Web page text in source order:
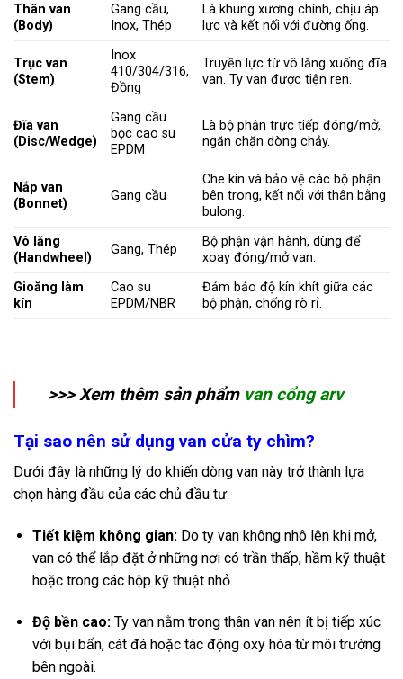
Thân van
(Body)
Gang cầu,
Inox, Thép
Là khung xương chính, chịu áp
lực và kết nối với đường ống.
Trục van
(Stem)
Inox
410/304/316,
Đồng
Truyền lực từ vô lăng xuống đĩa
van. Ty van được tiện ren.
Đĩa van
(Disc/Wedge)
Gang cầu
bọc cao su
EPDM
Là bộ phận trực tiếp đóng/mở,
ngăn chặn dòng chảy.
Nắp van
(Bonnet)
Gang cầu
Che kín và bảo vệ các bộ phận
bên trong, kết nối với thân bằng
bulong.
Vô lăng
(Handwheel)
Gang, Thép
Bộ phận vận hành, dùng để
xoay đóng/mở van.
Gioăng làm
kín
Cao su
EPDM/NBR
Đảm bảo độ kín khít giữa các
bộ phận, chống rò rỉ.
>>> Xem thêm sản phẩm van cổng arv
Tại sao nên sử dụng van cửa ty chìm?
Dưới đây là những lý do khiến dòng van này trở thành lựa
chọn hàng đầu của các chủ đầu tư:
Tiết kiệm không gian:Do ty van không nhô lên khi mở,
van có thể lắp đặt ở những nơi có trần thấp, hầm kỹ thuật
hoặc trong các hộp kỹ thuật nhỏ.
Độ bền cao:Ty van nằm trong thân van nên ít bị tiếp xúc
với bụi bẩn, cát đá hoặc tác động oxy hóa từ môi trường
bên ngoài.